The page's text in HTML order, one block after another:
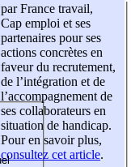
par France travail,
Cap emploi et ses
partenaires pour ses
actions concrètes en
faveur du recrutement,
de l’intégration et de
l’accompagnement de
ses collaborateurs en
situation de handicap.
Pour en savoir plus,
consultez cet article.